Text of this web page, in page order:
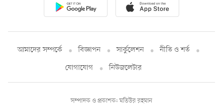
আমাদের সম্পর্কে বিজ্ঞাপন সার্কুলেশন
নীতি ও শর্ত
যোগাযোগ
নিউজলেটার
সম্পাদক ও প্রকাশক: মতিউর রহমান